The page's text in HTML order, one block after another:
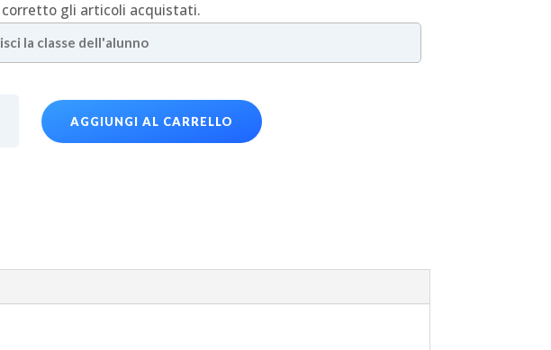
corretto gli articoli acquistati.
AGGIUNGI AL CARRELLO